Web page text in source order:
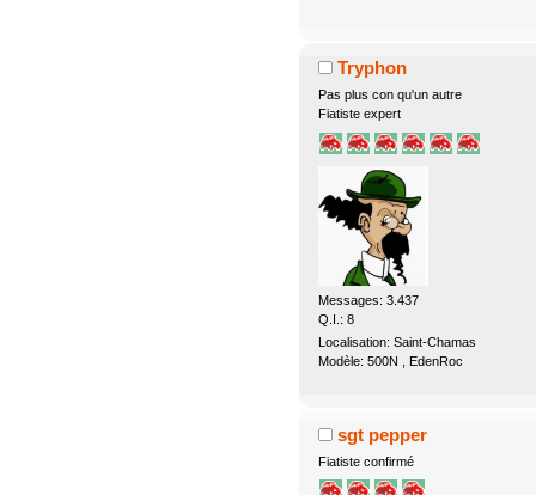
Tryphon
Pas plus con qu'un autre
Fiatiste expert
Messages: 3.437
Q.I.: 8
Localisation: Saint-Chamas
Modèle: 500N , EdenRoc
sgt pepper
Fiatiste confirmé